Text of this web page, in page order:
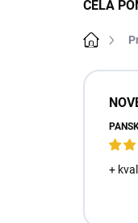
CELÁ
Domov
B
+